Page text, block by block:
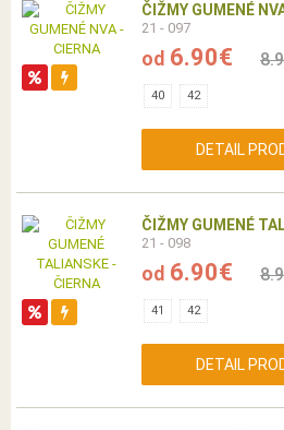
ČIŽMY GUMENÉ
21 - 097
od 6.90€
40 42
DETAIL
ČIŽMY GUMENÉ
21 - 098
od 6.90€
41 42
DETAIL